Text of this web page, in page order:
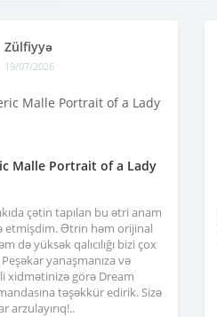
Zülfiyyə
19/07/2026
Malle Portrait of a Lady
çətin tapılan bu ətri anam
etmişdim. Ətrin həm orijinal
də yüksək qalıcılığı bizi çox
Peşəkar yanaşmanıza və
xidmətinizə görə Dream
təşəkkür edirik. Sizə
arzulayırıq!..